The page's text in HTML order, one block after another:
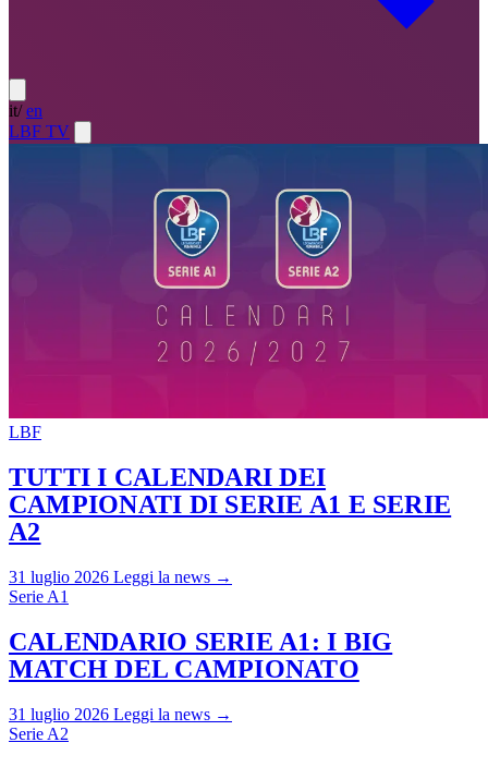
it/ en
LBF TV
LBF
TUTTI I CALENDARI DEI
CAMPIONATI DI SERIE A1 E SERIE
A2
31 luglio 2026 Leggi la news →
Serie A1
CALENDARIO SERIE A1: I BIG
MATCH DEL CAMPIONATO
31 luglio 2026 Leggi la news →
Serie A2